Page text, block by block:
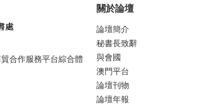
合作服務平台綜合體
關於論壇
論壇簡介
秘書長致辭
與會國
澳門平台
論壇刊物
論壇年報